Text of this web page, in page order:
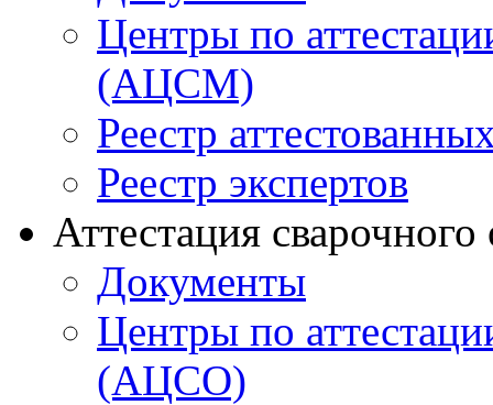
Центры по
(АЦСМ)
Реестр
Реестр экспертов
Аттестация
Документы
Центры по
(АЦСО)